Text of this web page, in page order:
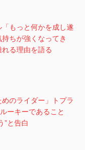
もっと何かを成し遂
ちが強くなってき
る理由を語る
めのライダー」トプラ
ーキーであること
”と告白